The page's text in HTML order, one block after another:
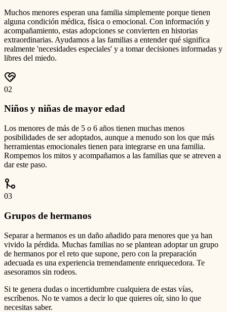
Muchos menores esperan una familia simplemente porque tienen
alguna condición médica, física o emocional. Con información y
acompañamiento, estas adopciones se convierten en historias
extraordinarias. Ayudamos a las familias a entender qué significa
realmente 'necesidades especiales' y a tomar decisiones informadas y
libres del miedo.
02
Niños y niñas de mayor edad
Los menores de más de 5 o 6 años tienen muchas menos
posibilidades de ser adoptados, aunque a menudo son los que más
herramientas emocionales tienen para integrarse en una familia.
Rompemos los mitos y acompañamos a las familias que se atreven a
dar este paso.
03
Grupos de hermanos
Separar a hermanos es un daño añadido para menores que ya han
vivido la pérdida. Muchas familias no se plantean adoptar un grupo
de hermanos por el reto que supone, pero con la preparación
adecuada es una experiencia tremendamente enriquecedora. Te
asesoramos sin rodeos.
Si te genera dudas o incertidumbre cualquiera de estas vías,
escríbenos. No te vamos a decir lo que quieres oír, sino lo que
necesitas saber.